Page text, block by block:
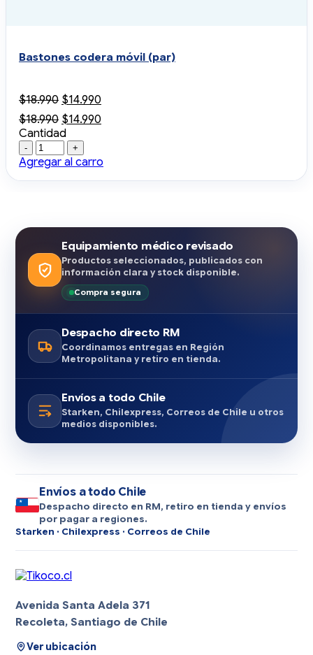
Bastones codera móvil (par)
$18.990 El
precio
original
era:
$18.990.
$14.990
actual
$18.990 El
precio
original
era:
$14.990
es:
Cantidad
Cantidad
Agregar al carro
Equipamiento médico revisado
Productos seleccionados, publicados con
información clara y stock disponible.
Compra segura
Despacho directo RM
Coordinamos entregas en Región
Metropolitana y retiro en tienda.
Envíos a todo Chile
Starken, Chilexpress, Correos de Chile u otros
medios disponibles.
Envíos a todo Chile
Despacho directo en RM, retiro en tienda y envíos
por pagar a regiones.
Starken · Chilexpress · Correos de Chile
Avenida Santa Adela 371
Recoleta, Santiago de Chile
Ver ubicación